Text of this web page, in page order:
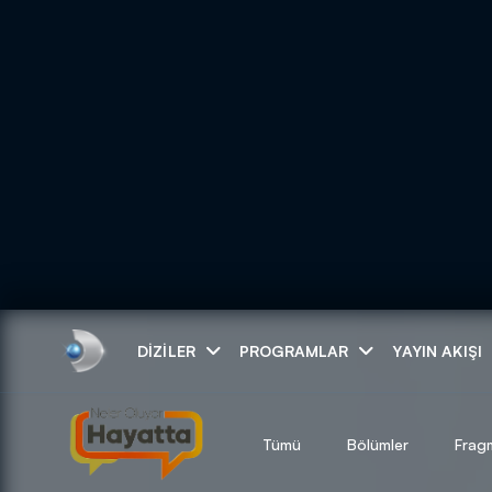
DIZILER PROGRAMLAR YAYIN AKIŞI
Tümü Bölümler